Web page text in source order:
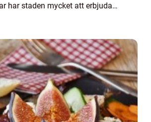
har staden mycket att erbjuda